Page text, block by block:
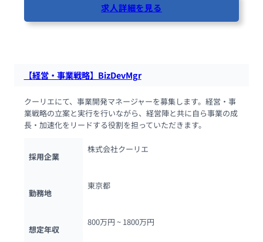
求人詳細を見る
【経営・事業戦略】BizDevMgr
クーリエにて、事業開発マネージャーを募集します。経営・事
業戦略の立案と実行を行いながら、経営陣と共に自ら事業の成
長・加速化をリードする役割を担っていただきます。
採用企業
株式会社クーリエ
勤務地
東京都
想定年収
800万円 ~ 1800万円